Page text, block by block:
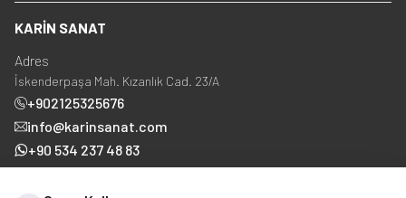
KARİN SANAT
Adres
İskenderpaşa Mah. Kızanlık Cad. 23/A
+902125325676
info@karinsanat.com
+90 534 237 48 83